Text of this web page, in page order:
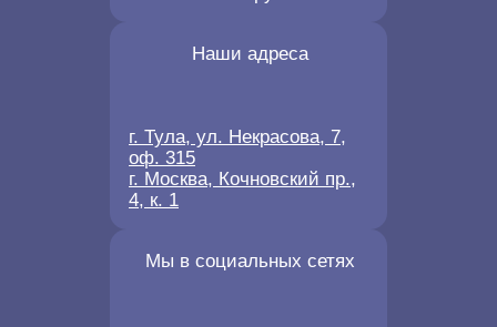
Мы в социальных сетях
Наши адреса
г. Тула, ул. Некрасова, 7,
оф. 315
г. Москва, Кочновский пр.,
4, к. 1